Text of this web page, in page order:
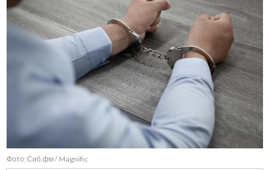
Фото: Сиб.фм / Magnific